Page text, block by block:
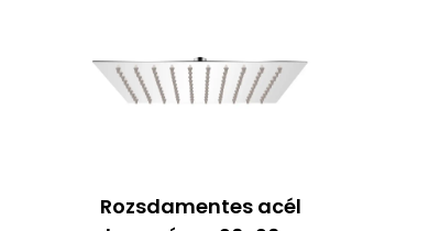
Rozsdamentes acél